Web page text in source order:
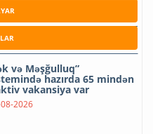
və Məşğulluq”
hazırda 65 mindən
vakansiya var
2026